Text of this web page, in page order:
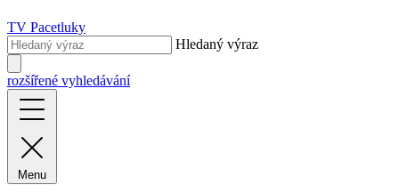
TV Pacetluky
Hledaný výraz
rozšířené vyhledávání
Menu